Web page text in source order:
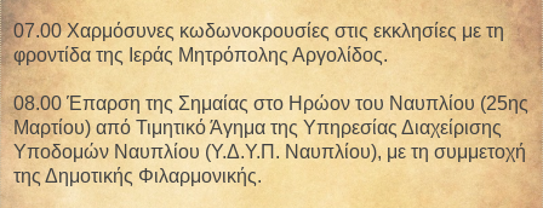
07.00 Χαρμόσυνες κωδωνοκρουσίες στις εκκλησίες με τη
φροντίδα της Ιεράς Μητρόπολης Αργολίδος.
08.00 Έπαρση της Σημαίας στο Ηρώον του Ναυπλίου (25ης
Μαρτίου) από Τιμητικό Άγημα της Υπηρεσίας Διαχείρισης
Υποδομών Ναυπλίου (Υ.Δ.Υ.Π. Ναυπλίου), με τη συμμετοχή
της Δημοτικής Φιλαρμονικής.